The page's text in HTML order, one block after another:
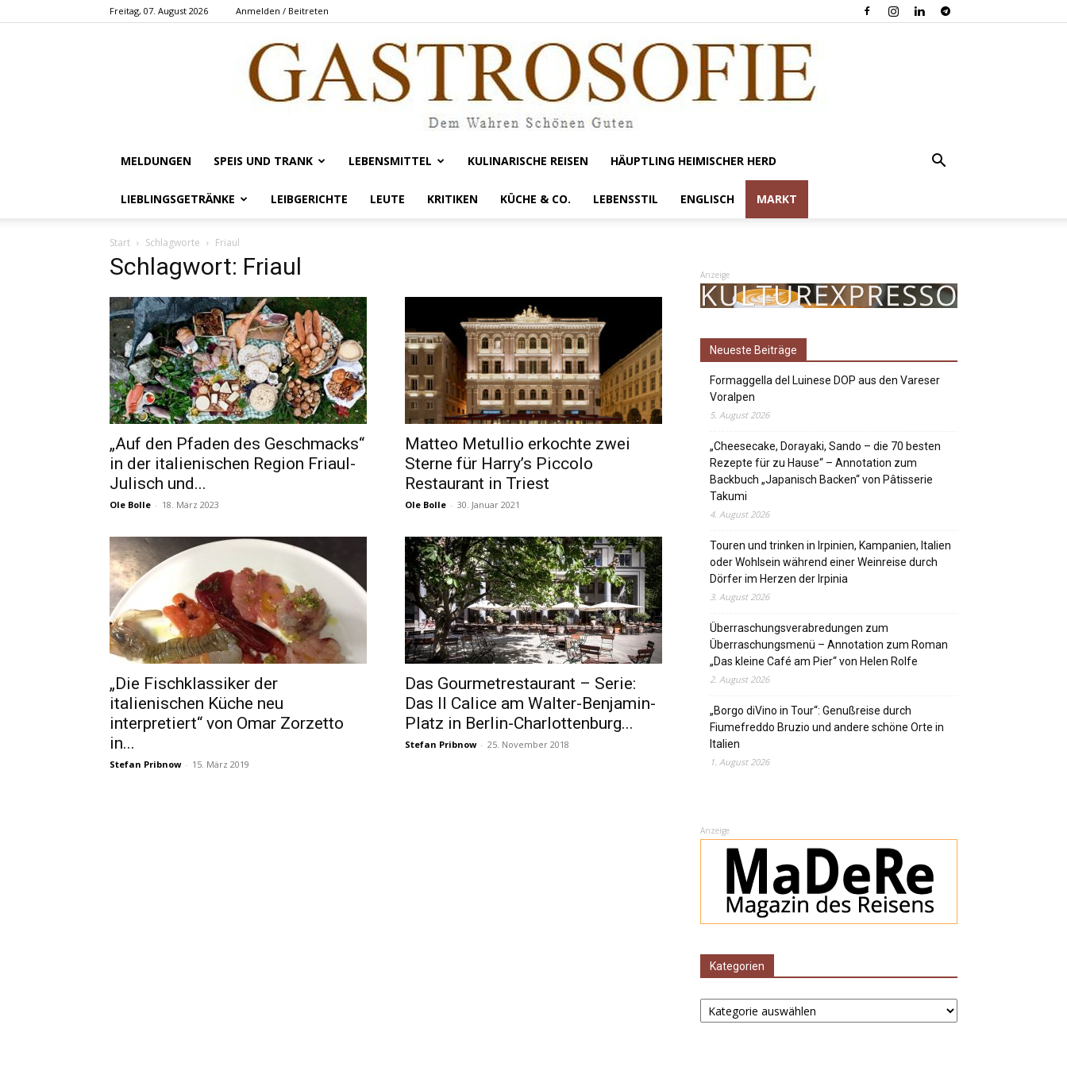
Freitag, 07. August 2026 Anmelden / Beitreten
Gastrosofie
MELDUNGEN SPEIS UND TRANK LEBENSMITTEL KULINARISCHE REISEN HÄUPTLING HEIMISCHER HERD
LIEBLINGSGETRÄNKE LEIBGERICHTE LEUTE KRITIKEN KÜCHE & CO. LEBENSSTIL ENGLISCH MARKT
Start Schlagworte Friaul
Schlagwort: Friaul
„Auf den Pfaden des Geschmacks“
in der italienischen Region Friaul-
Julisch und...
Ole Bolle - 18. März 2023
Matteo Metullio erkochte zwei
Sterne für Harry’s Piccolo
Restaurant in Triest
Ole Bolle - 30. Januar 2021
„Die Fischklassiker der
italienischen Küche neu
interpretiert“ von Omar Zorzetto
in...
Stefan Pribnow - 15. März 2019
Das Gourmetrestaurant – Serie:
Das Il Calice am Walter-Benjamin-
Platz in Berlin-Charlottenburg...
Stefan Pribnow - 25. November 2018
Anzeige
Neueste Beiträge
Formaggella del Luinese DOP aus den Vareser
Voralpen
5. August 2026
„Cheesecake, Dorayaki, Sando – die 70 besten
Rezepte für zu Hause“ – Annotation zum
Backbuch „Japanisch Backen“ von Pâtisserie
Takumi
4. August 2026
Touren und trinken in Irpinien, Kampanien, Italien
oder Wohlsein während einer Weinreise durch
Dörfer im Herzen der Irpinia
3. August 2026
Überraschungsverabredungen zum
Überraschungsmenü – Annotation zum Roman
„Das kleine Café am Pier“ von Helen Rolfe
2. August 2026
„Borgo diVino in Tour“: Genußreise durch
Fiumefreddo Bruzio und andere schöne Orte in
Italien
1. August 2026
Anzeige
Kategorien
Kategorien